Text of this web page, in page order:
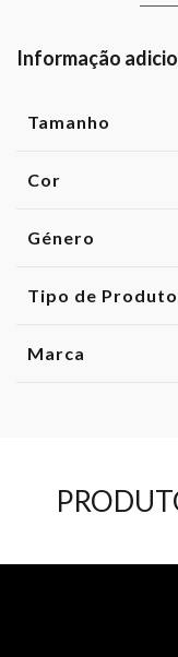
Informação
Tamanho
Cor
Género
Tipo de Produto
Marca